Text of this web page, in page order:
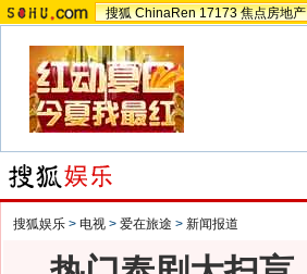
搜狐 ChinaRen 17173 焦点房地产
搜狐娱乐 > 电视 > 爱在旅途 > 新闻报道